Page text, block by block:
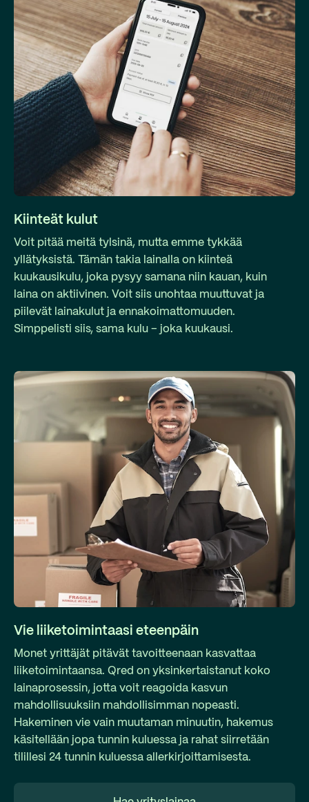
Kiinteät kulut
Voit pitää meitä tylsinä, mutta emme tykkää
yllätyksistä. Tämän takia lainalla on kiinteä
kuukausikulu, joka pysyy samana niin kauan, kuin
laina on aktiivinen. Voit siis unohtaa muuttuvat ja
piilevät lainakulut ja ennakoimattomuuden.
Simppelisti siis, sama kulu – joka kuukausi.
Vie liiketoimintaasi eteenpäin
Monet yrittäjät pitävät tavoitteenaan kasvattaa
liiketoimintaansa. Qred on yksinkertaistanut koko
lainaprosessin, jotta voit reagoida kasvun
mahdollisuuksiin mahdollisimman nopeasti.
Hakeminen vie vain muutaman minuutin, hakemus
käsitellään jopa tunnin kuluessa ja rahat siirretään
tilillesi 24 tunnin kuluessa allerkirjoittamisesta.